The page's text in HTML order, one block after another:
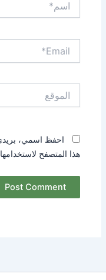
احفظ اسمي، بريدي
هذا المتصفح